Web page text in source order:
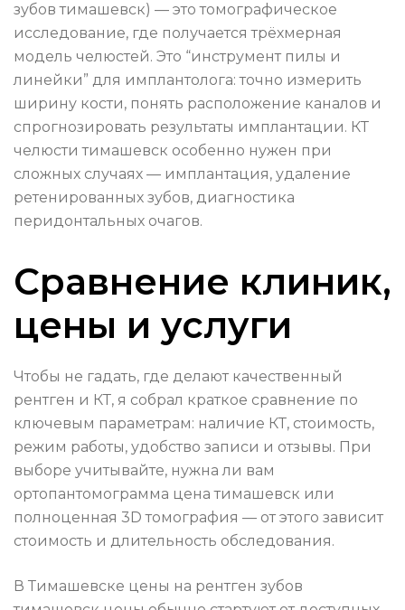
зубов тимашевск) — это томографическое
исследование, где получается трёхмерная
модель челюстей. Это “инструмент пилы и
линейки” для имплантолога: точно измерить
ширину кости, понять расположение каналов и
спрогнозировать результаты имплантации. КТ
челюсти тимашевск особенно нужен при
сложных случаях — имплантация, удаление
ретенированных зубов, диагностика
перидонтальных очагов.
Сравнение клиник,
цены и услуги
Чтобы не гадать, где делают качественный
рентген и КТ, я собрал краткое сравнение по
ключевым параметрам: наличие КТ, стоимость,
режим работы, удобство записи и отзывы. При
выборе учитывайте, нужна ли вам
ортопантомограмма цена тимашевск или
полноценная 3D томография — от этого зависит
стоимость и длительность обследования.
В Тимашевске цены на рентген зубов